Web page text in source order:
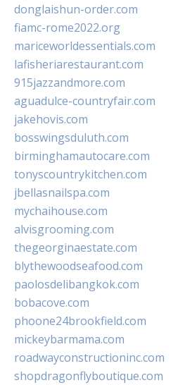
donglaishun-order.com
fiamc-rome2022.org
mariceworldessentials.com
lafisheriarestaurant.com
915jazzandmore.com
aguadulce-countryfair.com
jakehovis.com
bosswingsduluth.com
birminghamautocare.com
tonyscountrykitchen.com
jbellasnailspa.com
mychaihouse.com
alvisgrooming.com
thegeorginaestate.com
blythewoodseafood.com
paolosdelibangkok.com
bobacove.com
phoone24brookfield.com
mickeybarmama.com
roadwayconstructioninc.com
shopdragonflyboutique.com